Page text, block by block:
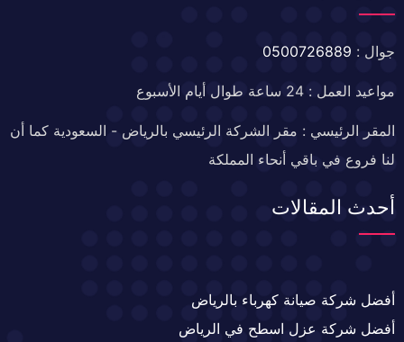
جوال : 0500726889
مواعيد العمل : 24 ساعة طوال أيام الأسبوع
المقر الرئيسي : مقر الشركة الرئيسي بالرياض - السعودية كما أن
لنا فروع في باقي أنحاء المملكة
أحدث المقالات
أفضل شركة صيانة كهرباء بالرياض
أفضل شركة عزل اسطح في الرياض